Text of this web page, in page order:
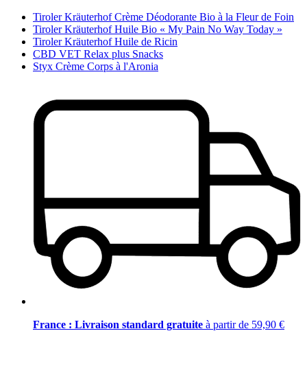
Tiroler Kräuterhof Crème Déodorante Bio à la Fleur de Foin
Tiroler Kräuterhof Huile Bio « My Pain No Way Today »
Tiroler Kräuterhof Huile de Ricin
CBD VET Relax plus Snacks
Styx Crème Corps à l'Aronia
France : Livraison standard gratuite à partir de 59,90 €